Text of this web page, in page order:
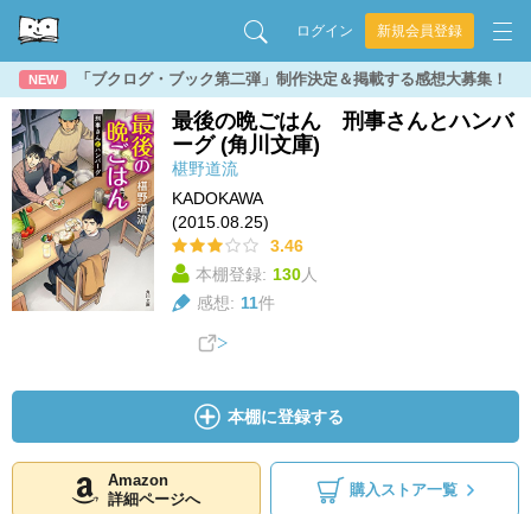
ログイン 新規会員登録
NEW 「ブクログ・ブック第二弾」制作決定＆掲載する感想大募集！
最後の晩ごはん 刑事さんとハンバ
ーグ (角川文庫)
椹野道流
KADOKAWA
(2015.08.25)
3.46
本棚登録: 130人
感想: 11件
本棚に登録する
Amazon
詳細ページへ
購入ストア一覧